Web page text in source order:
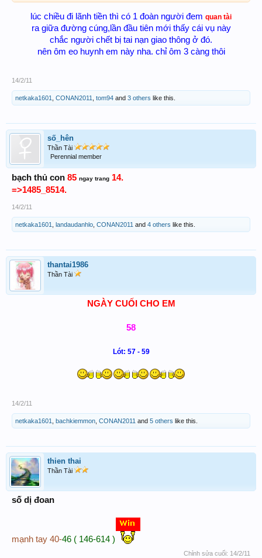
lúc chiều đi lãnh tiền thì có 1 đoàn người đem quan tài
ra giữa đường cúng,lần đầu tiên mới thấy cái vụ này
chắc người chết bị tai nạn giao thông ở đó.
nên ôm eo huynh em này nha. chỉ ôm 3 càng thôi
14/2/11
netkaka1601 CONAN2011 tom94 and 3 others like this.
số_hên
Thần Tài
Perennial member
bạch thủ con 85 ngay trang 14.
=>1485_8514.
14/2/11
netkaka1601 landaudanhlo CONAN2011 and 4 others like this.
thantai1986
Thần Tài
NGÀY CUỐI CHO EM
58
Lót: 57 - 59
14/2/11
netkaka1601 bachkiemmon CONAN2011 and 5 others like this.
thien thai
Thần Tài
số dị đoan
mạnh tay 40-46 ( 146-614 )
Chỉnh sửa cuối: 14/2/11